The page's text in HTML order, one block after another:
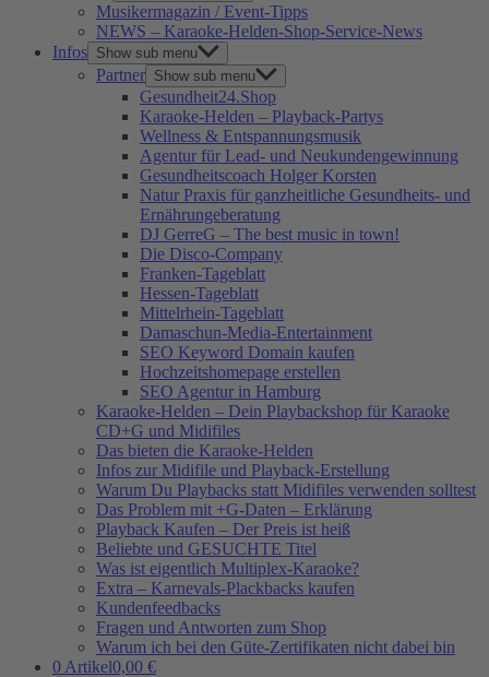
Musikermagazin / Event-Tipps
NEWS – Karaoke-Helden-Shop-Service-News
Infos Show sub menu
Partner Show sub menu
Gesundheit24.Shop
Karaoke-Helden – Playback-Partys
Wellness & Entspannungsmusik
Agentur für Lead- und Neukundengewinnung
Gesundheitscoach Holger Korsten
Natur Praxis für ganzheitliche Gesundheits- und
Ernährungeberatung
DJ GerreG – The best music in town!
Die Disco-Company
Franken-Tageblatt
Hessen-Tageblatt
Mittelrhein-Tageblatt
Damaschun-Media-Entertainment
SEO Keyword Domain kaufen
Hochzeitshomepage erstellen
SEO Agentur in Hamburg
Karaoke-Helden – Dein Playbackshop für Karaoke
CD+G und Midifiles
Das bieten die Karaoke-Helden
Infos zur Midifile und Playback-Erstellung
Warum Du Playbacks statt Midifiles verwenden solltest
Das Problem mit +G-Daten – Erklärung
Playback Kaufen – Der Preis ist heiß
Beliebte und GESUCHTE Titel
Was ist eigentlich Multiplex-Karaoke?
Extra – Karnevals-Plackbacks kaufen
Kundenfeedbacks
Fragen und Antworten zum Shop
Warum ich bei den Güte-Zertifikaten nicht dabei bin
0 Artikel0,00 €